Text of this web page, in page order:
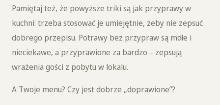
Pamiętaj też, że powyższe triki są jak przyprawy w
kuchni: trzeba stosować je umiejętnie, żeby nie zepsuć
dobrego przepisu. Potrawy bez przypraw są mdłe i
nieciekawe, a przyprawione za bardzo – zepsują
wrażenia gości z pobytu w lokalu.
A Twoje menu? Czy jest dobrze „doprawione”?